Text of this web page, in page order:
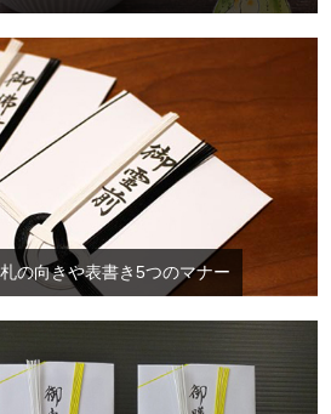
の向きや表書き5つのマナー